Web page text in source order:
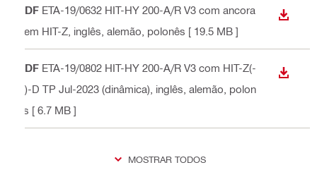
PDF ETA-19/0632 HIT-HY 200-A/R V3 com ancora
gem HIT-Z , inglês, alemão, polonês [ 19.5 MB ]
PDF ETA-19/0802 HIT-HY 200-A/R V3 com HIT-Z(-
R)-D TP Jul-2023 (dinâmica) , inglês, alemão, polon
ês [ 6.7 MB ]
MOSTRAR TODOS